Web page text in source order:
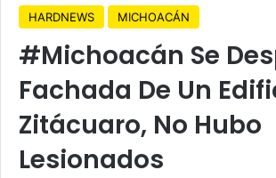
HARDNEWS MICHOACÁN
#Michoacán Se
Fachada De Un
Zitácuaro, No Hubo
Lesionados